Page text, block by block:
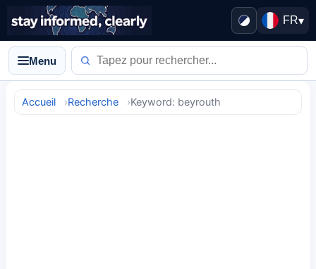
FR▾
Menu
Accueil Recherche Keyword: beyrouth